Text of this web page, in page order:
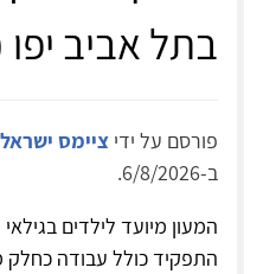
בתל אביב יפו
פורסם על ידי ציימס ישראל
ב-6/8/2026.
המעון מיועד לילדים בגילאי 0–3 עם עיכוב התפתחותי.
התפקיד כולל עבודה כחלק